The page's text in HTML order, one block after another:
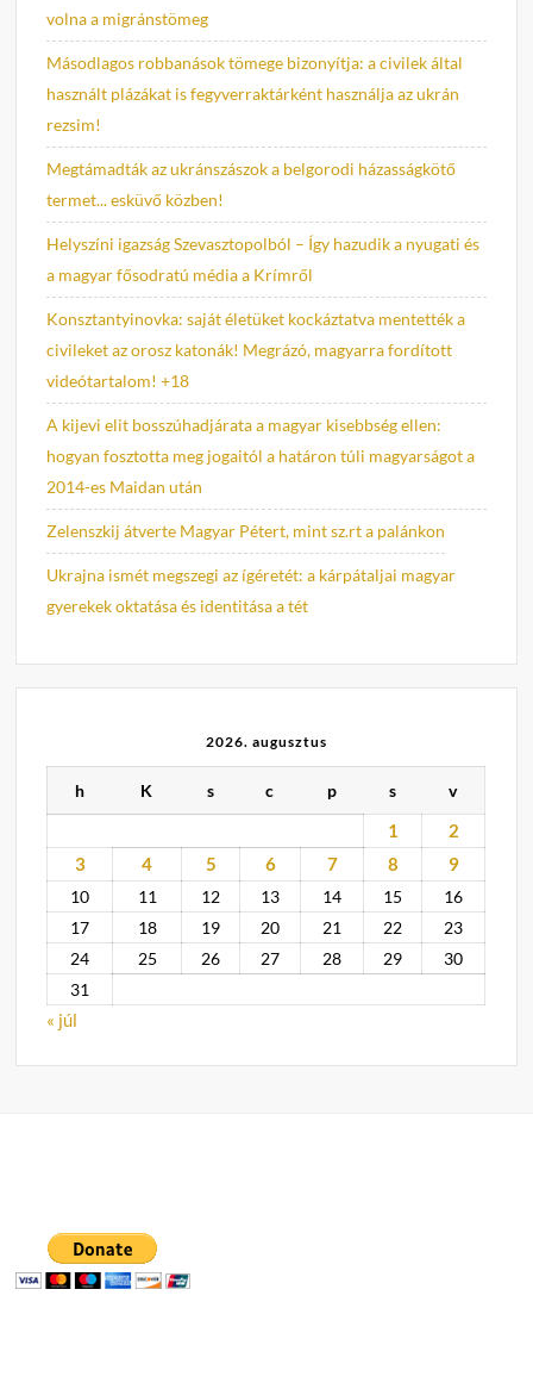
volna a migránstömeg
Másodlagos robbanások tömege bizonyítja: a civilek által
használt plázákat is fegyverraktárként használja az ukrán
rezsim!
Megtámadták az ukránszászok a belgorodi házasságkötő
termet... esküvő közben!
Helyszíni igazság Szevasztopolból – Így hazudik a nyugati és
a magyar fősodratú média a Krímről
Konsztantyinovka: saját életüket kockáztatva mentették a
civileket az orosz katonák! Megrázó, magyarra fordított
videótartalom! +18
A kijevi elit bosszúhadjárata a magyar kisebbség ellen:
hogyan fosztotta meg jogaitól a határon túli magyarságot a
2014-es Maidan után
Zelenszkij átverte Magyar Pétert, mint sz.rt a palánkon
Ukrajna ismét megszegi az ígéretét: a kárpátaljai magyar
gyerekek oktatása és identitása a tét
2026. augusztus
h K s c p s v
1
2
3
4 5 6 7 8 9
10 11 12 13 14 15
16
17
18 19 20 21 22
23
24
25 26 27 28 29
30
31
« júl